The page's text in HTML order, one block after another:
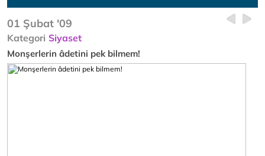
01 Şubat '09
Kategori Siyaset
Monşerlerin âdetini pek bilmem!